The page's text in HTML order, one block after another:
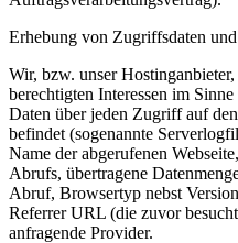
Erhebung von Zugriffsdaten
Wir, bzw. unser
berechtigten Interessen im
Daten über jeden Zugriff auf
befindet (sogenannte
Name der abgerufenen
Abrufs, übertragene
Abruf, Browsertyp nebst
Referrer URL (die zuvor
anfragende Provider.